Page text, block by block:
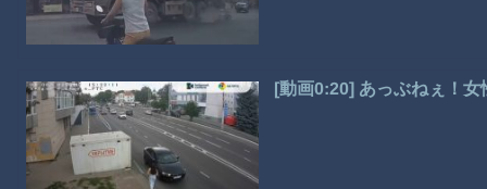
[動画0:20] あっぶねぇ！